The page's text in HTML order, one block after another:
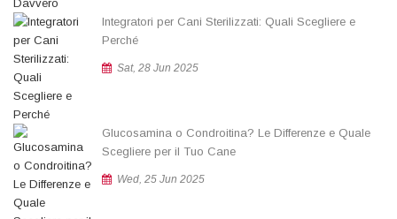
Integratori per Cani Sterilizzati: Quali Scegliere e
Perché
Sat, 28 Jun 2025
Glucosamina o Condroitina? Le Differenze e Quale
Scegliere per il Tuo Cane
Wed, 25 Jun 2025